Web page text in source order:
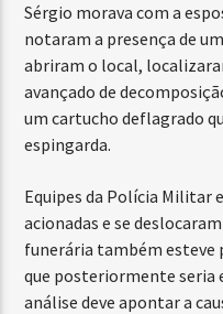
Sérgio morava com a
notaram a presença de
abriram o local,
avançado de
um cartucho deflagrado
espingarda.
Equipes da Polícia Militar
acionadas e se
funerária também esteve
que posteriormente seria
análise deve apontar a